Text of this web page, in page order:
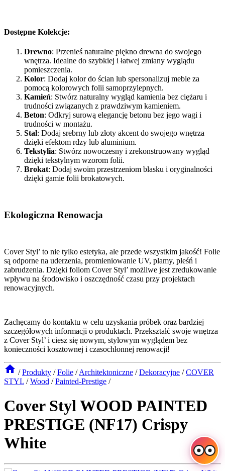
Dostępne Kolekcje:
Drewno: Przenieś naturalne piękno drewna do swojego
wnętrza. Idealne do szybkiej i łatwej zmiany wyglądu
pomieszczenia.
Kolor: Dodaj kolor do ścian lub spersonalizuj meble za
pomocą kolorowych folii samoprzylepnych.
Kamień: Stwórz naturalny wygląd kamienia bez ciężaru i
trudności związanych z prawdziwym kamieniem.
Beton: Odkryj surową elegancję betonu bez jego wagi i
trudności w montażu.
Stal: Dodaj srebrny lub złoty akcent do swojego wnętrza
dzięki efektom rdzy lub aluminium.
Tekstylia: Stwórz nowoczesny i zrekonstruowany wygląd
dzięki tekstylnym wzorom folii.
Brokat: Dodaj swoim przestrzeniom blasku i oryginalności
dzięki gamie folii brokatowych.
Ekologiczna Renowacja
Cover Styl’ to nie tylko estetyka, ale przede wszystkim jakość! Folie
są odporne na uderzenia, promieniowanie UV, plamy, pleśń i
zabrudzenia. Dzięki foliom Cover Styl’ możliwe jest zredukowanie
wpływu na środowisko i oszczędność czasu przy projektach
renowacyjnych.
Zachęcamy do kontaktu w celu uzyskania próbek oraz bardziej
szczegółowych informacji o produktach. Przekształć swoje wnętrza
z Cover Styl’ i ciesz się nowym, stylowym wyglądem bez
konieczności kosztownej i czasochłonnej renowacji!
/ Produkty / Folie / Architektoniczne / Dekoracyjne / COVER
STYL / Wood / Painted-Prestige /
Cover Styl WOOD PAINTED
PRESTIGE (NF17) Crispy
White